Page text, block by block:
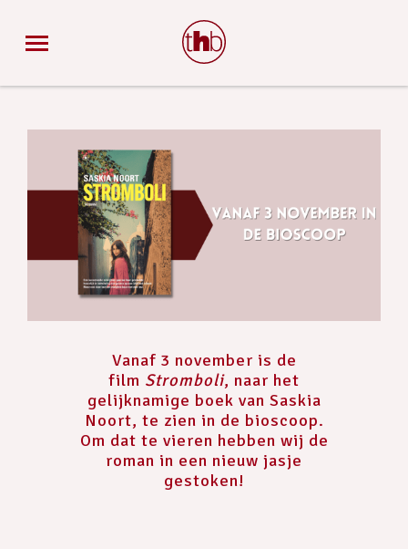
Vanaf 3 november is de
film Stromboli, naar het
gelijknamige boek van Saskia
Noort, te zien in de bioscoop.
Om dat te vieren hebben wij de
roman in een nieuw jasje
gestoken!